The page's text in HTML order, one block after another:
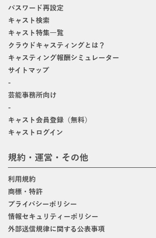
パスワード再設定
キャスト検索
キャスト特集一覧
クラウドキャスティングとは？
キャスティング報酬シミュレーター
サイトマップ
-
芸能事務所向け
-
キャスト会員登録（無料）
キャストログイン
規約・運営・その他
利用規約
商標・特許
プライバシーポリシー
情報セキュリティーポリシー
外部送信規律に関する公表事項